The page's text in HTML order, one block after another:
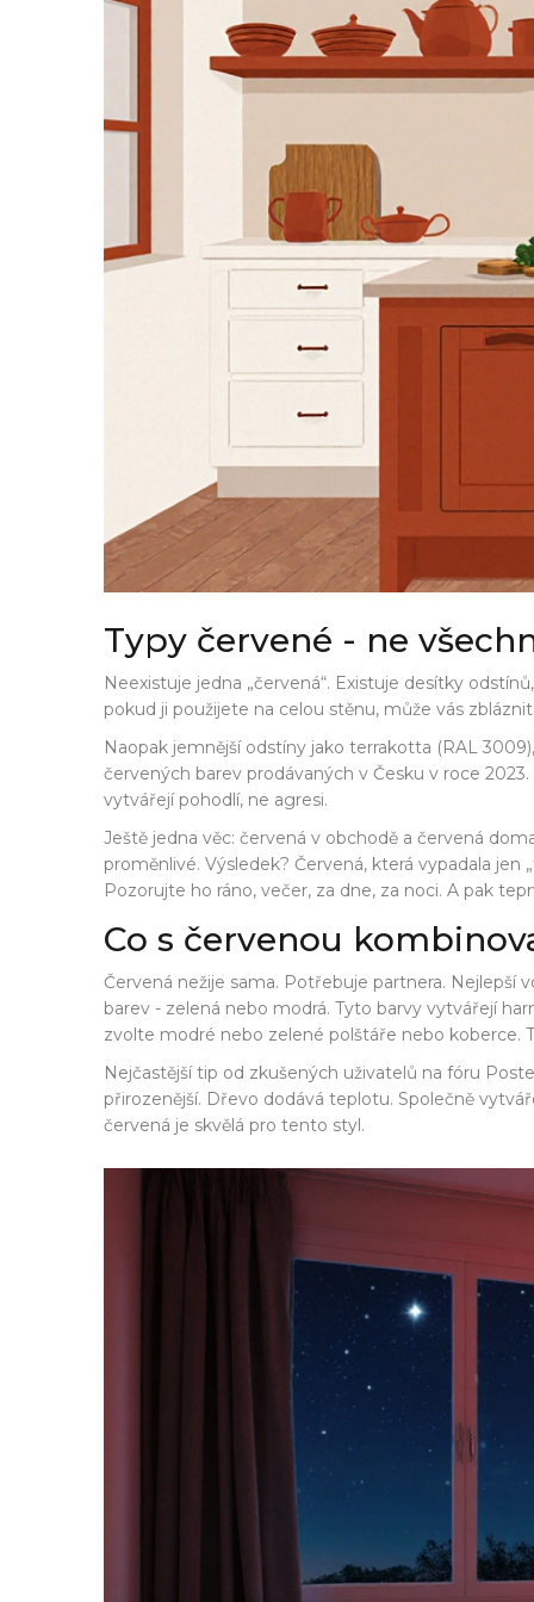
Typy červené - ne
Neexistuje jedna „červená“. Existuje desítky
pokud ji použijete na celou stěnu, může vás
Naopak jemnější odstíny jako terrakotta (RAL
červených barev prodávaných v Česku v roce
vytvářejí pohodlí, ne agresi.
Ještě jedna věc: červená v obchodě a červená
proměnlivé. Výsledek? Červená, která vypadala
Pozorujte ho ráno, večer, za dne, za noci. A pak
Co s červenou
Červená nežije sama. Potřebuje partnera. Nejlepší
barev - zelená nebo modrá. Tyto barvy vytvářejí
zvolte modré nebo zelené polštáře nebo koberce.
Nejčastější tip od zkušených uživatelů na fóru
přirozenější. Dřevo dodává teplotu. Společně
červená je skvělá pro tento styl.